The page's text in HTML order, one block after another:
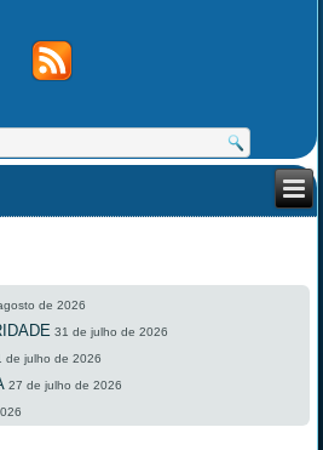
de 2026
31 de julho de 2026
de julho de 2026
27 de julho de 2026